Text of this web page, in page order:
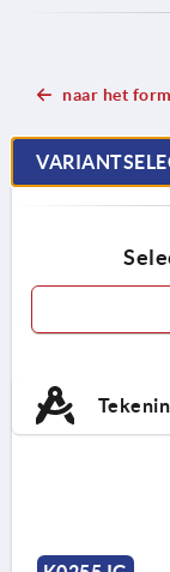
naar het